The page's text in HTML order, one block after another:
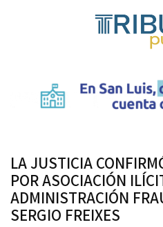
LA JUSTICIA
POR ASOCIACIÓN
ADMINISTRACIÓN
SERGIO FREIXES